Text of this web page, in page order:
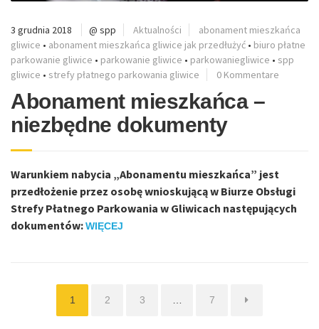
3 grudnia 2018 @ spp Aktualności
abonament mieszkańca
gliwice • abonament mieszkańca gliwice jak przedłużyć • biuro płatne
parkowanie gliwice • parkowanie gliwice • parkowaniegliwice • spp
gliwice • strefy płatnego parkowania gliwice 0 Kommentare
Abonament mieszkańca –
niezbędne dokumenty
Warunkiem nabycia „Abonamentu mieszkańca” jest
przedłożenie przez osobę wnioskującą w Biurze Obsługi
Strefy Płatnego Parkowania w Gliwicach następujących
dokumentów:WIĘCEJ
Strona
1 Strona
2 Strona
3 Strona
7